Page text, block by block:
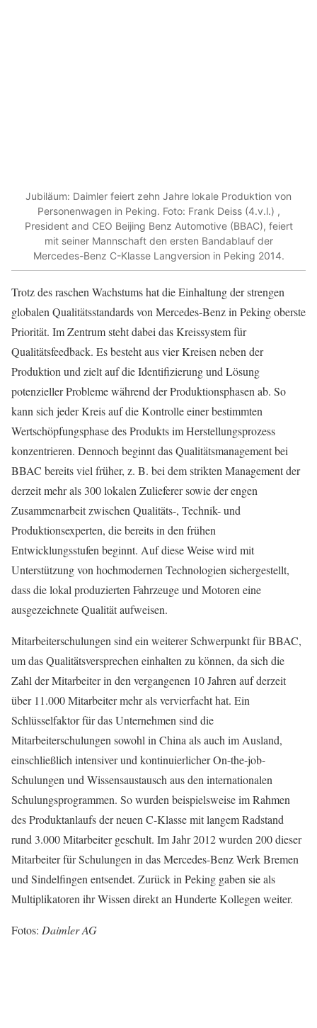
Jubiläum: Daimler feiert zehn Jahre lokale Produktion von
Personenwagen in Peking. Foto: Frank Deiss (4.v.l.) ,
President and CEO Beijing Benz Automotive (BBAC), feiert
mit seiner Mannschaft den ersten Bandablauf der
Mercedes-Benz C-Klasse Langversion in Peking 2014.
Trotz des raschen Wachstums hat die Einhaltung der strengen
globalen Qualitätsstandards von Mercedes-Benz in Peking oberste
Priorität. Im Zentrum steht dabei das Kreissystem für
Qualitätsfeedback. Es besteht aus vier Kreisen neben der
Produktion und zielt auf die Identifizierung und Lösung
potenzieller Probleme während der Produktionsphasen ab. So
kann sich jeder Kreis auf die Kontrolle einer bestimmten
Wertschöpfungsphase des Produkts im Herstellungsprozess
konzentrieren. Dennoch beginnt das Qualitätsmanagement bei
BBAC bereits viel früher, z. B. bei dem strikten Management der
derzeit mehr als 300 lokalen Zulieferer sowie der engen
Zusammenarbeit zwischen Qualitäts-, Technik- und
Produktionsexperten, die bereits in den frühen
Entwicklungsstufen beginnt. Auf diese Weise wird mit
Unterstützung von hochmodernen Technologien sichergestellt,
dass die lokal produzierten Fahrzeuge und Motoren eine
ausgezeichnete Qualität aufweisen.
Mitarbeiterschulungen sind ein weiterer Schwerpunkt für BBAC,
um das Qualitätsversprechen einhalten zu können, da sich die
Zahl der Mitarbeiter in den vergangenen 10 Jahren auf derzeit
über 11.000 Mitarbeiter mehr als vervierfacht hat. Ein
Schlüsselfaktor für das Unternehmen sind die
Mitarbeiterschulungen sowohl in China als auch im Ausland,
einschließlich intensiver und kontinuierlicher On-the-job-
Schulungen und Wissensaustausch aus den internationalen
Schulungsprogrammen. So wurden beispielsweise im Rahmen
des Produktanlaufs der neuen C-Klasse mit langem Radstand
rund 3.000 Mitarbeiter geschult. Im Jahr 2012 wurden 200 dieser
Mitarbeiter für Schulungen in das Mercedes-Benz Werk Bremen
und Sindelfingen entsendet. Zurück in Peking gaben sie als
Multiplikatoren ihr Wissen direkt an Hunderte Kollegen weiter.
Fotos: Daimler AG